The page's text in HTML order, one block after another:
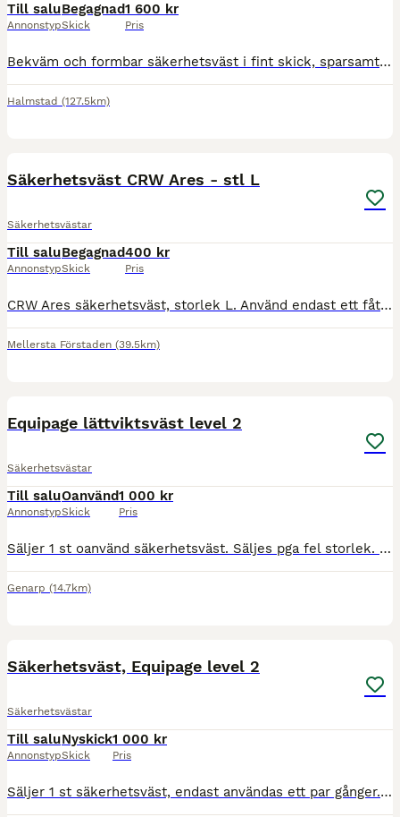
Till salu
Annonstyp
Begagnad
Skick
1 600 kr
Pris
Bekväm och formbar säkerhetsväst i fint skick, sparsamt använd. Strl S slim. Finns i Halmstad kan annars skickas mot fraktkostnad.
Halmstad (127.5km)
Säkerhetsväst CRW Ares - stl L
Säkerhetsvästar
Till salu
Annonstyp
Begagnad
Skick
400 kr
Pris
CRW Ares säkerhetsväst, storlek L. Använd endast ett fåtal gånger, mycket gott skick. Hämtas i Malmö.
Mellersta Förstaden (39.5km)
Equipage lättviktsväst level 2
Säkerhetsvästar
Till salu
Annonstyp
Oanvänd
Skick
1 000 kr
Pris
Säljer 1 st oanvänd säkerhetsväst. Säljes pga fel storlek. Formar sig efter kroppen. Skön att använda.
Genarp (14.7km)
Säkerhetsväst, Equipage level 2
Säkerhetsvästar
Till salu
Annonstyp
Nyskick
Skick
1 000 kr
Pris
Säljer 1 st säkerhetsväst, endast användas ett par gånger. Säljes pga fel storlek. Nyskick. Inköpt februari- 26